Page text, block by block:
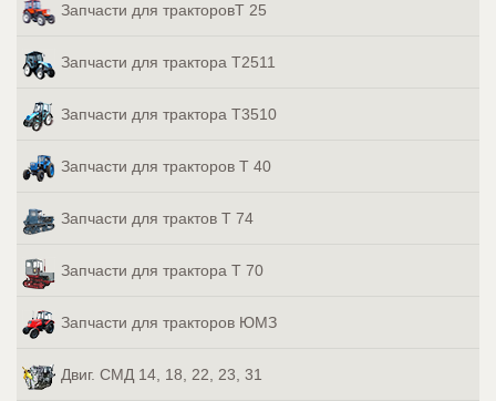
Запчасти для тракторовТ 25
Запчасти для трактора Т2511
Запчасти для трактора Т3510
Запчасти для тракторов Т 40
Запчасти для трактов Т 74
Запчасти для трактора Т 70
Запчасти для тракторов ЮМЗ
Двиг. СМД 14, 18, 22, 23, 31